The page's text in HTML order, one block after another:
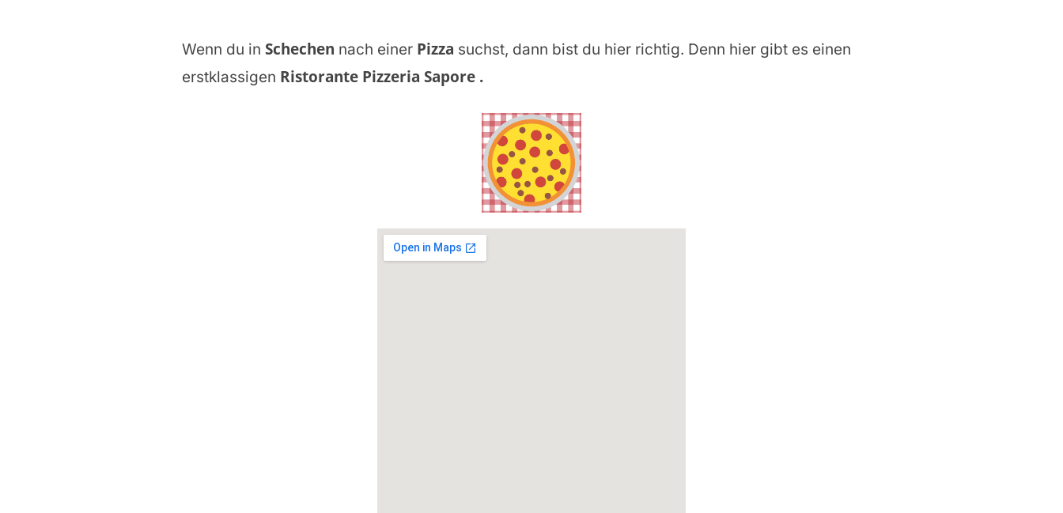
Wenn du in Schechen nach einerPizza suchst, dann bist du hier richtig. Denn hier gibt es einen
erstklassigen Ristorante Pizzeria Sapore .